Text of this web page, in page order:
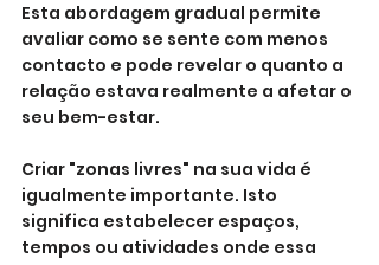
Esta abordagem gradual permite
avaliar como se sente com menos
contacto e pode revelar o quanto a
relação estava realmente a afetar o
seu bem-estar.
Criar "zonas livres" na sua vida é
igualmente importante. Isto
significa estabelecer espaços,
tempos ou atividades onde essa